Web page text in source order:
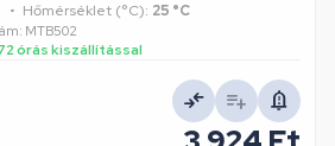
Hőmérséklet (°C): 25 °C
MTB502
órás kiszállítással